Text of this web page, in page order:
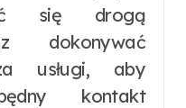
się drogą
dokonywać
usługi, aby
kontakt